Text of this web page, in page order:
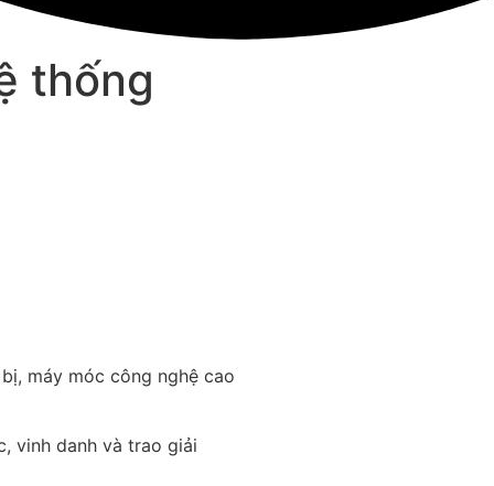
thống
máy móc công nghệ cao
vinh danh và trao giải